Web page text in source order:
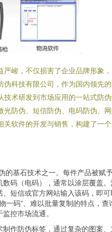
严峻，不仅损害了企业品牌形象
伪科技有限公司，作为国内领先
技术研发到市场应用的一站式防
光防伪、短信防伪、电码防伪、
关软件的开发与销售，构建了一
的基石技术之一。每件产品被赋
码（电码），通常以涂层覆盖。
短信或官方网站输入该码，即可
一码”、难以批量复制的特点，查
控市场流通。
制作防伪标签，通过复杂的图案、